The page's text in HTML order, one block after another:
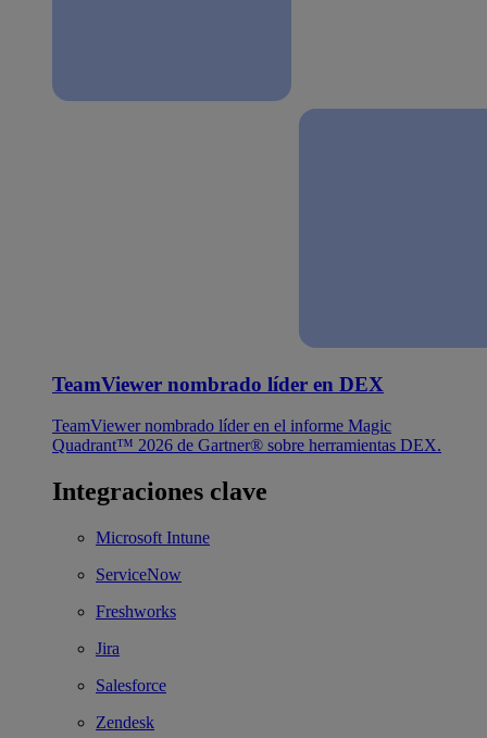
TeamViewer nombrado líder en DEX
TeamViewer nombrado líder en el informe Magic
Quadrant™ 2026 de Gartner® sobre herramientas DEX.
Integraciones clave
Microsoft Intune
ServiceNow
Freshworks
Jira
Salesforce
Zendesk